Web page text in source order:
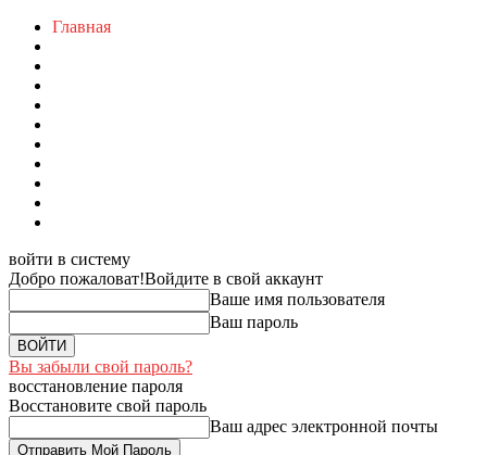
Главная
войти в систему
Добро пожаловат!Войдите в свой аккаунт
Ваше имя пользователя
Ваш пароль
Вы забыли свой пароль?
восстановление пароля
Восстановите свой пароль
Ваш адрес электронной почты